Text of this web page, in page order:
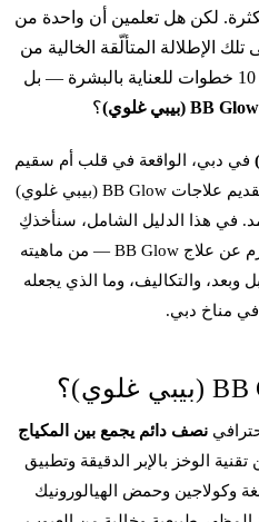
لكن هل تعلمين أن واحدة من
الإطلالة المتألّقة الخالية من
المسام ليست روتيناً مكوّناً من 10 خطوات للعناية بالبشرة — بل
BB Glow (بيبي غلوي) ؟
في دبي، الواقعة في قلب أم سقيم
علاجاتBB Glow (بيبي غلوي)
في هذا الدليل الشامل، سنأخذكِ
في جولة كاملة لتعرفي كل ما يلزم عن علاج BB Glow — من ماهيته
وبعد، والتكاليف، وما الذي يجعله
في مناخ دبي.
نصف دائم يجمع بين المكياج
تقنية الوخز بالإبر الدقيقة وتطبيق
وحمض الهيالورونيك